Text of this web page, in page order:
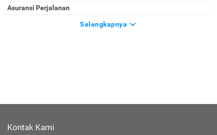
Asuransi Perjalanan
Selengkapnya
Kontak Kami